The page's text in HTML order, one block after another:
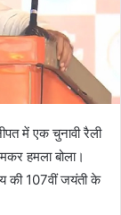
में एक चुनावी रैली
हमला बोला।
की 107वीं जयंती के